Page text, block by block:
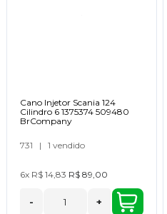
Cano Injetor Scania 124
Cilindro 6 1375374 509480
BrCompany
731 | 1 vendido
6x R$ 14,83 R$ 89,00
- +